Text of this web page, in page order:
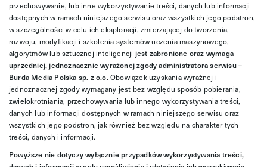
przechowywanie, lub inne wykorzystywanie treści, danych lub informacji
dostępnych w ramach niniejszego serwisu oraz wszystkich jego podstron,
w szczególności w celu ich eksploracji, zmierzającej do tworzenia,
rozwoju, modyfikacji i szkolenia systemów uczenia maszynowego,
algorytmów lub sztucznej inteligencji jest zabronione oraz wymaga
uprzedniej, jednoznacznie wyrażonej zgody administratora serwisu –
Burda Media Polska sp. z o.o.Obowiązek uzyskania wyraźnej i
jednoznacznej zgody wymagany jest bez względu sposób pobierania,
zwielokrotniania, przechowywania lub innego wykorzystywania treści,
danych lub informacji dostępnych w ramach niniejszego serwisu oraz
wszystkich jego podstron, jak również bez względu na charakter tych
treści, danych i informacji.
Powyższe nie dotyczy wyłącznie przypadków wykorzystywania treści,